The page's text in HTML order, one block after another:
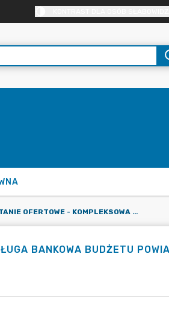
ZAPYTANIE OFERTOWE - KOMPLEKSOWA OBSŁUGA BANKOWA BUDŻETU POWIATU ZGORZELECKIEGO ORAZ JEGO JEDNOSTEK ORGANIZACYJNYCH
BANKOWA BUDŻETU